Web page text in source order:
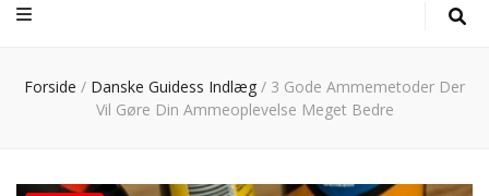
Forside / Danske Guidess Indlæg / 3 Gode Ammemetoder Der
Vil Gøre Din Ammeoplevelse Meget Bedre